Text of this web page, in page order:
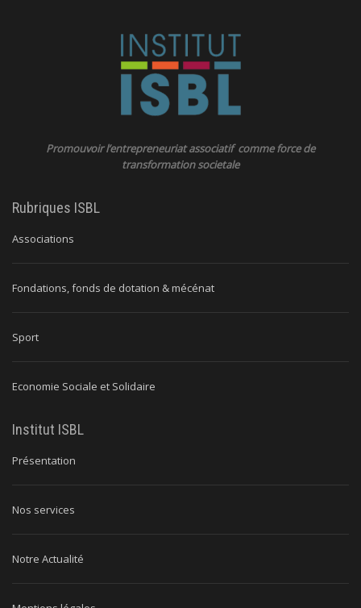
Promouvoir l’entrepreneuriat associatif comme force de
transformation societale
Rubriques ISBL
Associations
Fondations, fonds de dotation & mécénat
Sport
Economie Sociale et Solidaire
Institut ISBL
Présentation
Nos services
Notre Actualité